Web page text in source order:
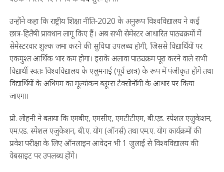
उन्होंने कहा कि राष्ट्रीय शिक्षा नीति-2020 के अनुरूप विश्वविद्यालय ने कई
छात्र-हितैषी प्रावधान लागू किए हैं। अब सभी सेमेस्टर आधारित पाठ्यक्रमों में
सेमेस्टरवार शुल्क जमा करने की सुविधा उपलब्ध होगी, जिससे विद्यार्थियों पर
एकमुश्त आर्थिक भार कम होगा। इसके अलावा पाठ्यक्रम पूरा करने वाले सभी
विद्यार्थी स्वतः विश्वविद्यालय के एलुमनाई (पूर्व छात्र) के रूप में पंजीकृत होंगे तथा
विद्यार्थियों के अधिगम का मूल्यांकन ब्लूम्स टैक्सोनॉमी के आधार पर किया
जाएगा।
प्रो. लोहनी ने बताया कि एमबीए, एमसीए, एमटीटीएम, बी.एड. स्पेशल एजुकेशन,
एम.एड. स्पेशल एजुकेशन, बी.ए. योग (ऑनर्स) तथा एम.ए. योग कार्यक्रमों की
प्रवेश परीक्षा के लिए ऑनलाइन आवेदन भी 1 जुलाई से विश्वविद्यालय की
वेबसाइट पर उपलब्ध होंगे।